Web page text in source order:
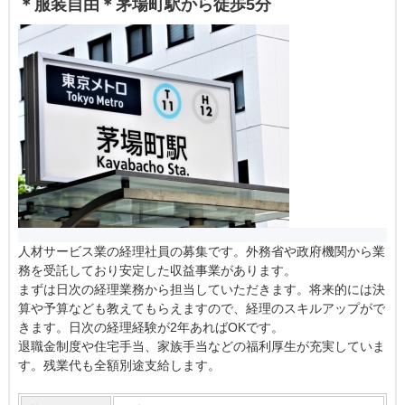
＊服装自由＊茅場町駅から徒歩5分
人材サービス業の経理社員の募集です。外務省や政府機関から業
務を受託しており安定した収益事業があります。
まずは日次の経理業務から担当していただきます。将来的には決
算や予算なども教えてもらえますので、経理のスキルアップがで
きます。日次の経理経験が2年あればOKです。
退職金制度や住宅手当、家族手当などの福利厚生が充実していま
す。残業代も全額別途支給します。